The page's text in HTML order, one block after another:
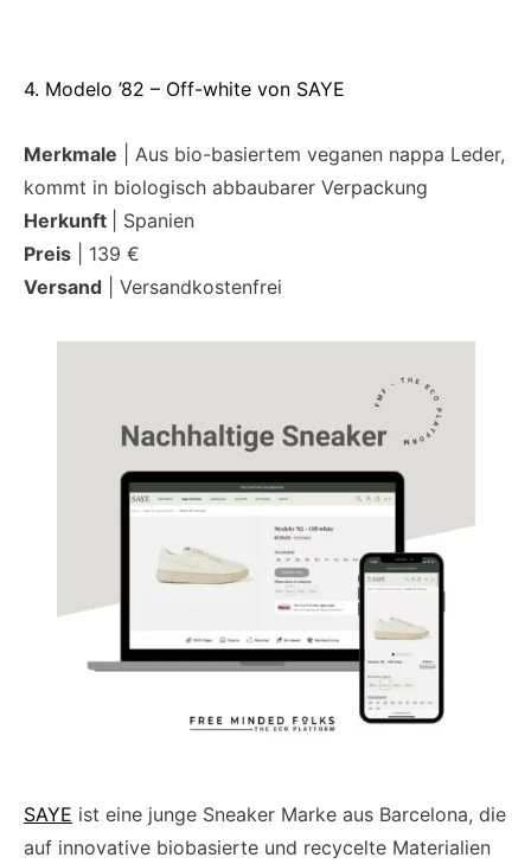
4. Modelo ’82 – Off-white von SAYE
Merkmale | Aus bio-basiertem veganen nappa Leder,
kommt in biologisch abbaubarer Verpackung
Herkunft
| Spanien
Preis | 139 €
Versand | Versandkostenfrei
SAYE ist eine junge Sneaker Marke aus Barcelona, die
auf innovative biobasierte und recycelte Materialien